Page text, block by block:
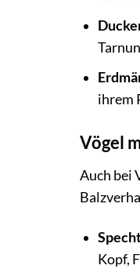
ihrem
Vögel
Auch bei
Kopf,